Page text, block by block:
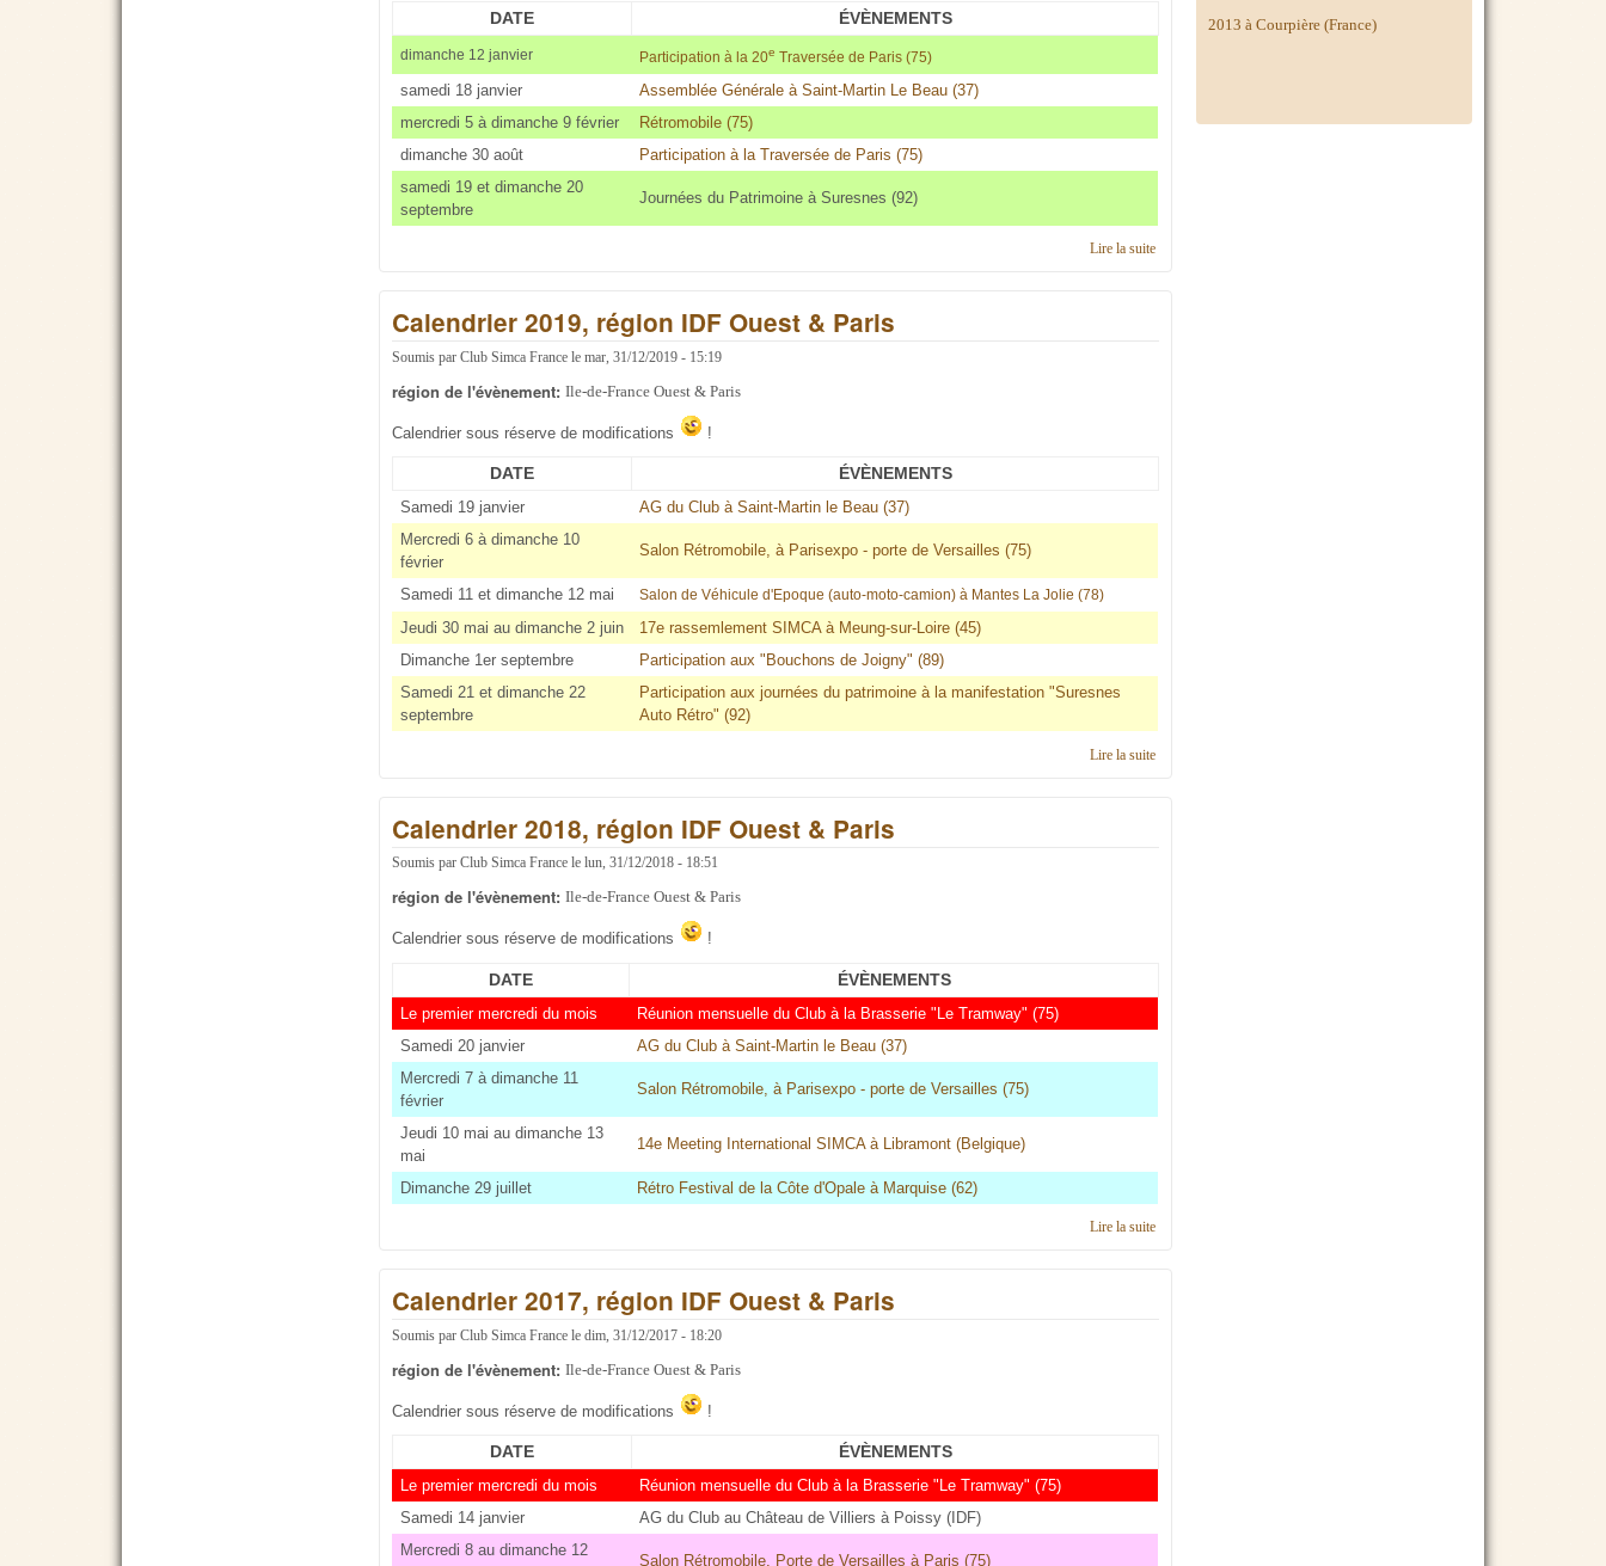
DATE ÉVÈNEMENTS
dimanche 12 janvier Participation à la 20e Traversée de Paris (75)
samedi 18 janvier
Assemblée Générale à Saint-Martin Le Beau (37)
mercredi 5 à dimanche 9 février
Rétromobile (75)
dimanche 30 août
Participation à la Traversée de Paris (75)
samedi 19 et dimanche 20
septembre
Journées du Patrimoine à Suresnes (92)
Lire la suite
Calendrier 2019, région IDF Ouest & Paris
Soumis parClub Simca France lemar, 31/12/2019 - 15:19
région de l'évènement:Ile-de-France Ouest & Paris
Calendrier sous réserve de modifications !
DATE ÉVÈNEMENTS
Samedi 19 janvier
AG du Club à Saint-Martin le Beau (37)
Mercredi 6 à dimanche 10
février
Salon Rétromobile, à Parisexpo - porte de Versailles (75)
Samedi 11 et dimanche 12 mai Salon de Véhicule d'Epoque (auto-moto-camion) à Mantes La Jolie (78)
Jeudi 30 mai au dimanche 2 juin
17e rassemlement SIMCA à Meung-sur-Loire (45)
Dimanche 1er septembre
Participation aux "Bouchons de Joigny" (89)
Samedi 21 et dimanche 22
septembre
Participation aux journées du patrimoine à la manifestation "Suresnes
Auto Rétro" (92)
Lire la suite
Calendrier 2018, région IDF Ouest & Paris
Soumis parClub Simca France lelun, 31/12/2018 - 18:51
région de l'évènement:Ile-de-France Ouest & Paris
Calendrier sous réserve de modifications !
DATE ÉVÈNEMENTS
Le premier mercredi du mois
Réunion mensuelle du Club à la Brasserie "Le Tramway" (75)
Samedi 20 janvier
AG du Club à Saint-Martin le Beau (37)
Mercredi 7 à dimanche 11
février
Salon Rétromobile, à Parisexpo - porte de Versailles (75)
Jeudi 10 mai au dimanche 13
mai
14e Meeting International SIMCA à Libramont (Belgique)
Dimanche 29 juillet Rétro Festival de la Côte d'Opale à Marquise (62)
Lire la suite
Calendrier 2017, région IDF Ouest & Paris
Soumis parClub Simca France ledim, 31/12/2017 - 18:20
région de l'évènement:Ile-de-France Ouest & Paris
Calendrier sous réserve de modifications !
DATE ÉVÈNEMENTS
Le premier mercredi du mois
Réunion mensuelle du Club à la Brasserie "Le Tramway" (75)
Samedi 14 janvier
AG du Club au Château de Villiers à Poissy (IDF)
Mercredi 8 au dimanche 12
Salon Rétromobile, Porte de Versailles à Paris (75)
2013 à Courpière (France)